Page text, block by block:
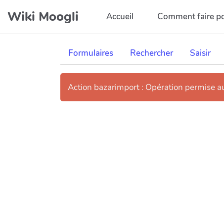
Aller au contenu principal
Wiki Moogli Accueil Comment faire
Formulaires Rechercher Saisir
Action bazarimport : Opération permise